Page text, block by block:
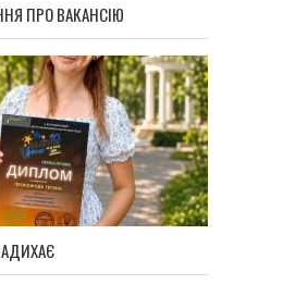
ПРО ВАКАНСІЮ